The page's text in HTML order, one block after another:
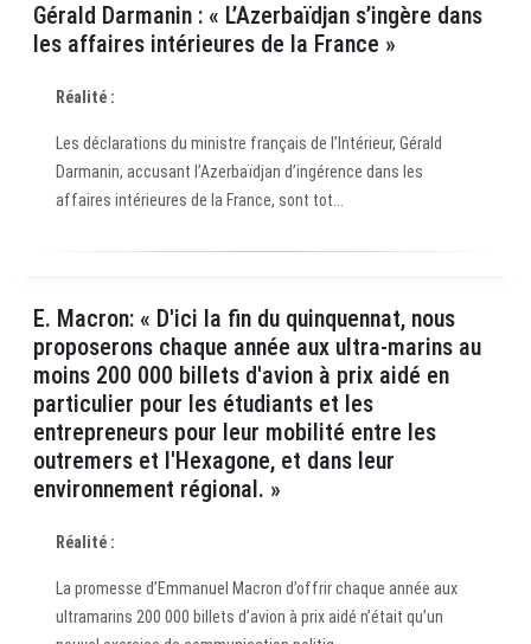
Gérald Darmanin : « L’Azerbaïdjan s’ingère dans
les affaires intérieures de la France »
Réalité :
Les déclarations du ministre français de l’Intérieur, Gérald
Darmanin, accusant l’Azerbaïdjan d’ingérence dans les
affaires intérieures de la France, sont tot...
E. Macron: « D'ici la fin du quinquennat, nous
proposerons chaque année aux ultra-marins au
moins 200 000 billets d'avion à prix aidé en
particulier pour les étudiants et les
entrepreneurs pour leur mobilité entre les
outremers et l'Hexagone, et dans leur
environnement régional. »
Réalité :
La promesse d’Emmanuel Macron d’offrir chaque année aux
ultramarins 200 000 billets d’avion à prix aidé n’était qu’un